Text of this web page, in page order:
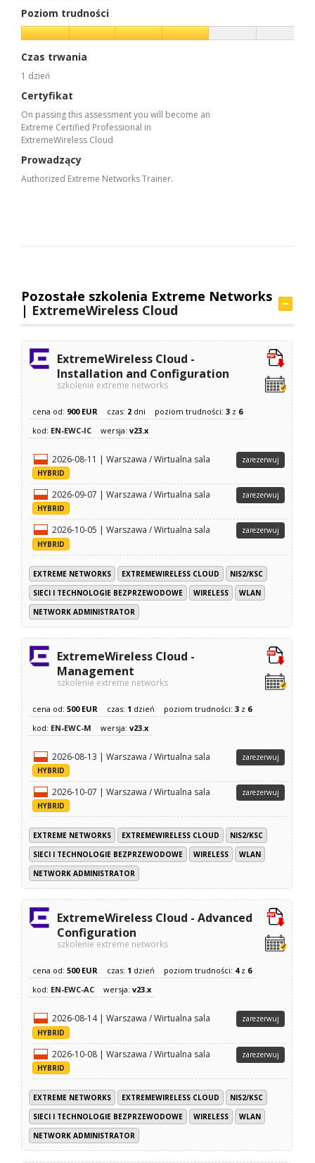
Poziom trudności
Czas trwania
1 dzień
Certyfikat
On passing this assessment you will become an
Extreme Certified Professional in
ExtremeWireless Cloud
Prowadzący
Authorized Extreme Networks Trainer.
Pozostałe szkolenia Extreme Networks
| ExtremeWireless Cloud
ExtremeWireless Cloud -
Installation and Configuration
szkolenie extreme networks
cena od: 900 EUR czas: 2 dni poziom trudności:3 z 6
kod: EN-EWC-IC wersja:v23.x
2026-08-11 | Warszawa / Wirtualna sala
HYBRID
zarezerwuj
2026-09-07 | Warszawa / Wirtualna sala
HYBRID
zarezerwuj
2026-10-05 | Warszawa / Wirtualna sala
HYBRID
zarezerwuj
EXTREME NETWORKS EXTREMEWIRELESS CLOUD
NIS2/KSC
SIECI I TECHNOLOGIE BEZPRZEWODOWE
WIRELESS
WLAN
NETWORK ADMINISTRATOR
ExtremeWireless Cloud -
Management
szkolenie extreme networks
cena od:500 EUR czas: 1 dzień poziom trudności:3 z 6
kod: EN-EWC-M wersja:v23.x
2026-08-13 | Warszawa / Wirtualna sala
HYBRID
zarezerwuj
2026-10-07 | Warszawa / Wirtualna sala
HYBRID
zarezerwuj
EXTREME NETWORKS EXTREMEWIRELESS CLOUD
NIS2/KSC
SIECI I TECHNOLOGIE BEZPRZEWODOWE
WIRELESS
WLAN
NETWORK ADMINISTRATOR
ExtremeWireless Cloud - Advanced
Configuration
szkolenie extreme networks
cena od:500 EUR czas: 1 dzień poziom trudności: 4z 6
kod: EN-EWC-AC wersja:v23.x
2026-08-14 | Warszawa / Wirtualna sala
HYBRID
zarezerwuj
2026-10-08 | Warszawa / Wirtualna sala
HYBRID
zarezerwuj
EXTREME NETWORKS EXTREMEWIRELESS CLOUD
NIS2/KSC
SIECI I TECHNOLOGIE BEZPRZEWODOWE
WIRELESS
WLAN
NETWORK ADMINISTRATOR